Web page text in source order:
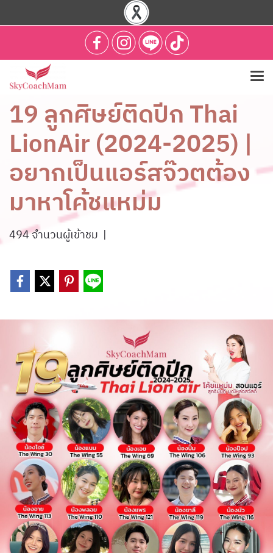
19 ลูกศิษย์ติดปีก Thai
LionAir (2024-2025) |
อยากเป็นแอร์สจ๊วตต้อง
มาหาโค้ชแหม่ม
494 จำนวนผู้เข้าชม |